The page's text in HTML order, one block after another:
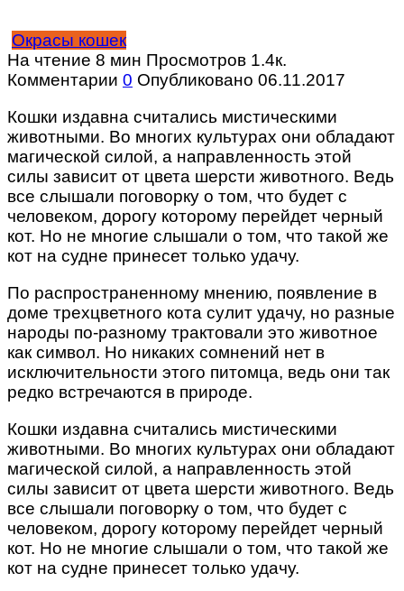
Окрасы кошек
На чтение 8 мин Просмотров 1.4к.
Комментарии 0 Опубликовано 06.11.2017
Кошки издавна считались мистическими
животными. Во многих культурах они обладают
магической силой, а направленность этой
силы зависит от цвета шерсти животного. Ведь
все слышали поговорку о том, что будет с
человеком, дорогу которому перейдет черный
кот. Но не многие слышали о том, что такой же
кот на судне принесет только удачу.
По распространенному мнению, появление в
доме трехцветного кота сулит удачу, но разные
народы по-разному трактовали это животное
как символ. Но никаких сомнений нет в
исключительности этого питомца, ведь они так
редко встречаются в природе.
Кошки издавна считались мистическими
животными. Во многих культурах они обладают
магической силой, а направленность этой
силы зависит от цвета шерсти животного. Ведь
все слышали поговорку о том, что будет с
человеком, дорогу которому перейдет черный
кот. Но не многие слышали о том, что такой же
кот на судне принесет только удачу.